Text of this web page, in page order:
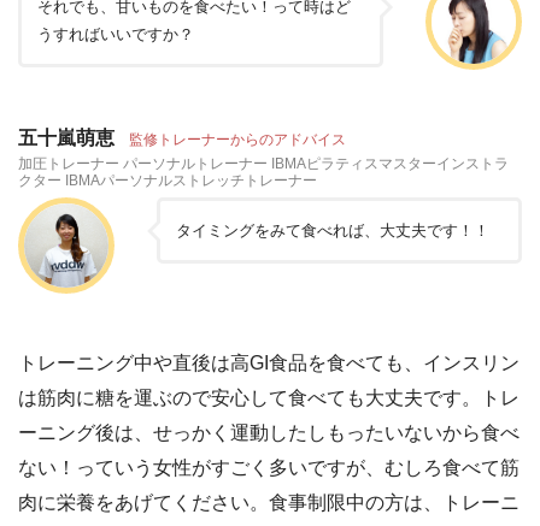
それでも、甘いものを食べたい！って時はど
うすればいいですか？
五十嵐萌恵 監修トレーナーからのアドバイス
加圧トレーナー パーソナルトレーナー IBMAピラティスマスターインストラ
クター IBMAパーソナルストレッチトレーナー
タイミングをみて食べれば、大丈夫です！！
トレーニング中や直後は高GI食品を食べても、インスリン
は筋肉に糖を運ぶので安心して食べても大丈夫です。トレ
ーニング後は、せっかく運動したしもったいないから食べ
ない！っていう女性がすごく多いですが、むしろ食べて筋
肉に栄養をあげてください。食事制限中の方は、トレーニ